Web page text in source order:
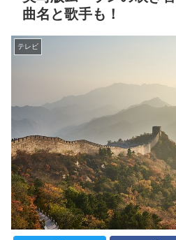
曲名と歌手も！
テレビ